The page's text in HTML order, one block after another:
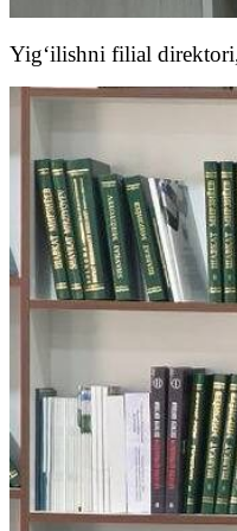
Yig‘ilishni filial